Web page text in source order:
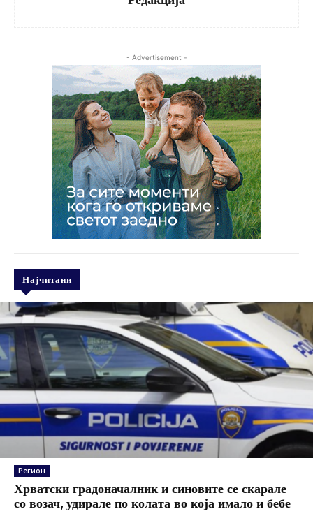
- Advertisement -
Најчитани
Регион
Хрватски градоначалник и синовите се скарале
со возач, удирале по колата во која имало и бебе